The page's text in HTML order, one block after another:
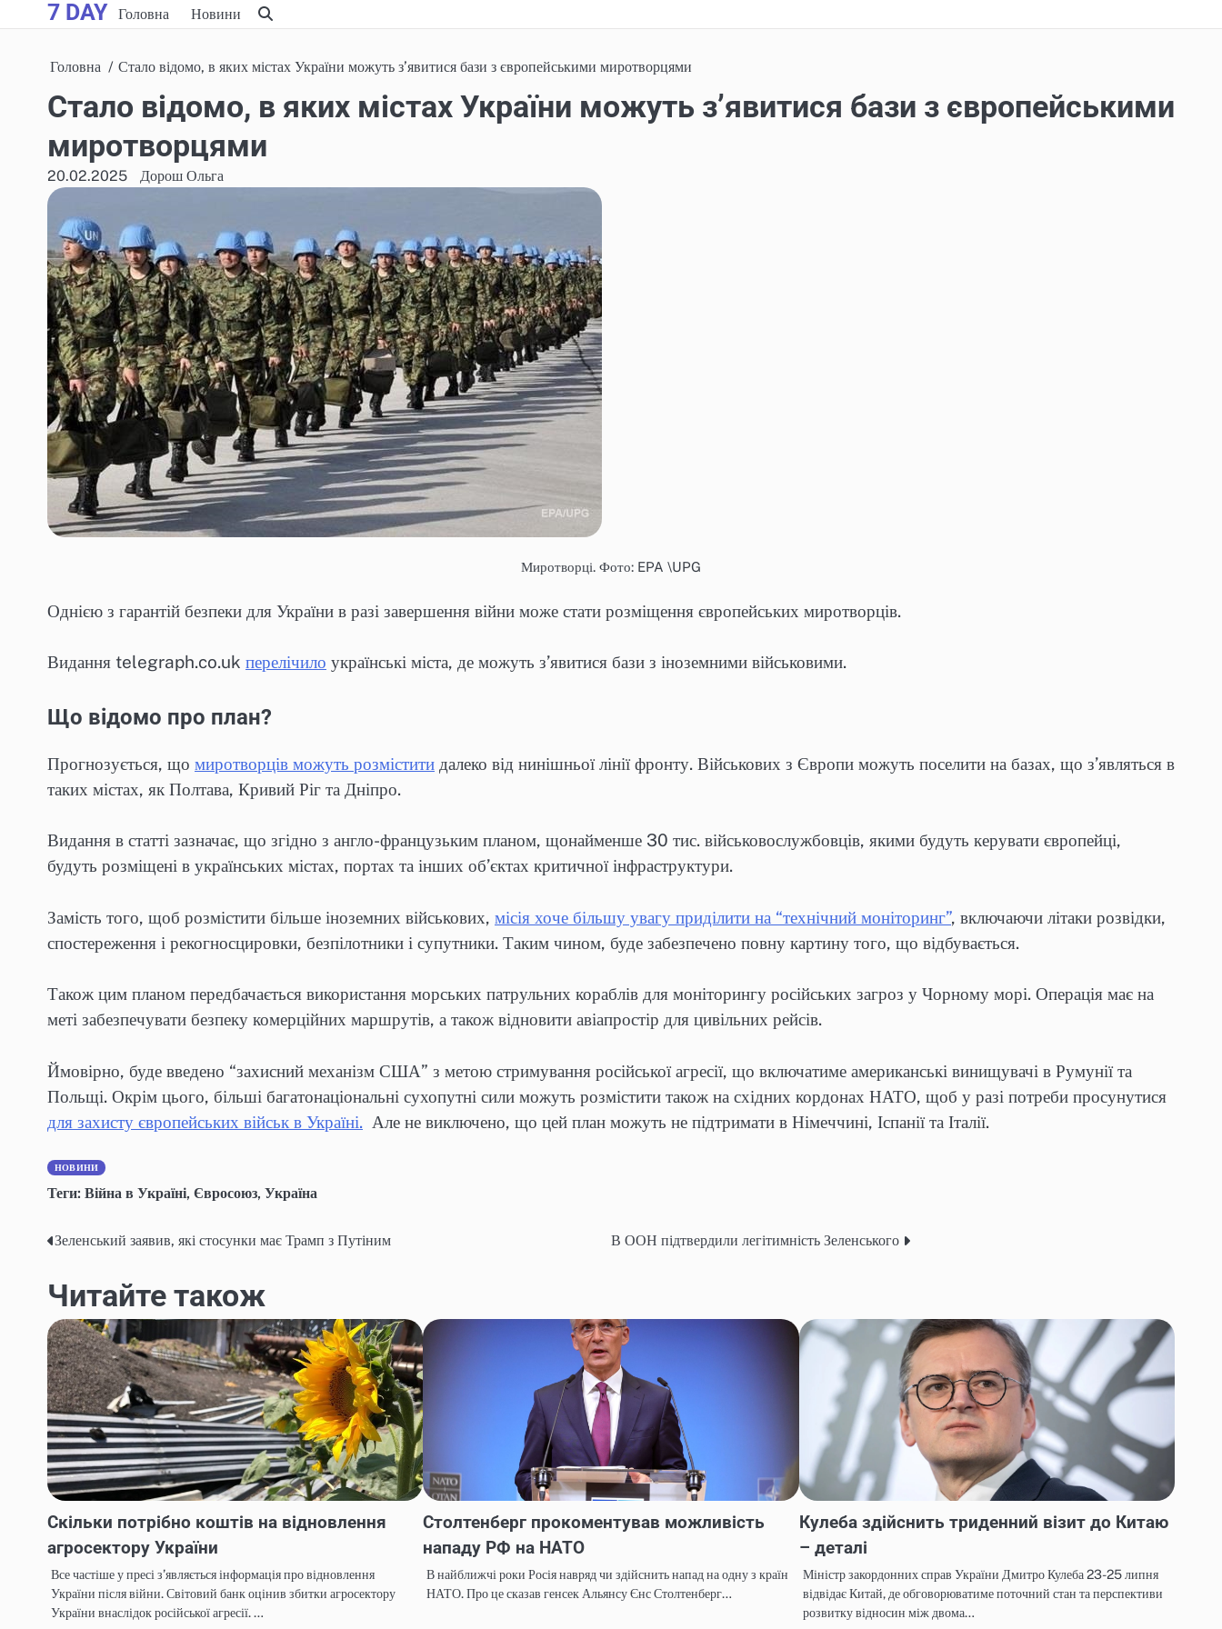
to
7 DAY Головна Новини
Головна Стало відомо, в яких містах України можуть з’явитися бази з європейськими миротворцями
Стало відомо, в яких містах України можуть з’явитися бази з європейськими
миротворцями
20.02.2025 Дорош Ольга
Миротворці. Фото: EPA \UPG
Однією з гарантій безпеки для України в разі завершення війни може стати розміщення європейських миротворців.
Видання telegraph.co.uk перелічило українські міста, де можуть з’явитися бази з іноземними військовими.
Що відомо про план?
Прогнозується, що миротворців можуть розмістити далеко від нинішньої лінії фронту. Військових з Європи можуть поселити на базах, що з’являться в
таких містах, як Полтава, Кривий Ріг та Дніпро.
Видання в статті зазначає, що згідно з англо-французьким планом, щонайменше 30 тис. військовослужбовців, якими будуть керувати європейці,
будуть розміщені в українських містах, портах та інших об’єктах критичної інфраструктури.
Замість того, щоб розмістити більше іноземних військових, місія хоче більшу увагу приділити на “технічний моніторинг”, включаючи літаки розвідки,
спостереження і рекогносцировки, безпілотники і супутники. Таким чином, буде забезпечено повну картину того, що відбувається.
Також цим планом передбачається використання морських патрульних кораблів для моніторингу російських загроз у Чорному морі. Операція має на
меті забезпечувати безпеку комерційних маршрутів, а також відновити авіапростір для цивільних рейсів.
Ймовірно, буде введено “захисний механізм США” з метою стримування російської агресії, що включатиме американські винищувачі в Румунії та
Польщі. Окрім цього, більші багатонаціональні сухопутні сили можуть розмістити також на східних кордонах НАТО, щоб у разі потреби просунутися
для захисту європейських військ в Україні. Але не виключено, що цей план можуть не підтримати в Німеччині, Іспанії та Італії.
НОВИНИ
Теги: Війна в Україні, Євросоюз, Україна
Навігація
записів
Зеленський заявив, які стосунки має Трамп з Путіним В ООН підтвердили легітимність Зеленського
Читайте також
Скільки потрібно коштів на відновлення
агросектору України
Все частіше у пресі з’являється інформація про відновлення
України після війни. Світовий банк оцінив збитки агросектору
України внаслідок російської агресії. …
Столтенберг прокоментував можливість
нападу РФ на НАТО
В найближчі роки Росія навряд чи здійснить напад на одну з країн
НАТО. Про це сказав генсек Альянсу Єнс Столтенберг…
Кулеба здійснить триденний візит до Китаю
– деталі
Міністр закордонних справ України Дмитро Кулеба 23-25 липня
відвідає Китай, де обговорюватиме поточний стан та перспективи
розвитку відносин між двома…